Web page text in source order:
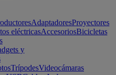
AdaptadoresProyectores
eléctricasAccesoriosBicicletas
y
TrípodesVideocámaras